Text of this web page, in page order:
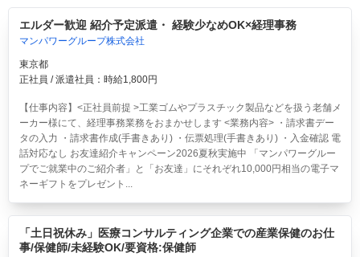
エルダー歓迎 紹介予定派遣・ 経験少なめOK×経理事務
マンパワーグループ株式会社
東京都
正社員 / 派遣社員：時給1,800円
【仕事内容】<正社員前提 >工業ゴムやプラスチック製品などを扱う老舗メ
ーカー様にて、経理事務業務をおまかせします <業務内容> ・請求書デー
タの入力 ・請求書作成(手書きあり) ・伝票処理(手書きあり) ・入金確認 電
話対応なし お友達紹介キャンペーン2026夏秋実施中 「マンパワーグルー
プでご就業中のご紹介者」と「お友達」にそれぞれ10,000円相当の電子マ
ネーギフトをプレゼント...
「土日祝休み」医療コンサルティング企業での産業保健のお仕
事/保健師/未経験OK/要資格:保健師